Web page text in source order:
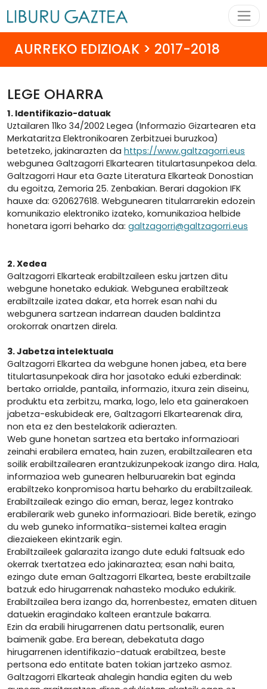
AURREKO EDIZIOAK > 2017-2018
LEGE OHARRA
1. Identifikazio-datuak
Uztailaren 11ko 34/2002 Legea (Informazio Gizartearen eta
Merkataritza Elektronikoaren Zerbitzuei buruzkoa)
betetzeko, jakinarazten da https://www.galtzagorri.eus
webgunea Galtzagorri Elkartearen titulartasunpekoa dela.
Galtzagorri Haur eta Gazte Literatura Elkarteak Donostian
du egoitza, Zemoria 25. Zenbakian. Berari dagokion IFK
hauxe da: G20627618. Webgunearen titularrarekin edozein
komunikazio elektroniko izateko, komunikazioa helbide
honetara igorri beharko da: galtzagorri@galtzagorri.eus
2. Xedea
Galtzagorri Elkarteak erabiltzaileen esku jartzen ditu
webgune honetako edukiak. Webgunea erabiltzeak
erabiltzaile izatea dakar, eta horrek esan nahi du
webgunera sartzean indarrean dauden baldintza
orokorrak onartzen direla.
3. Jabetza intelektuala
Galtzagorri Elkartea da webgune honen jabea, eta bere
titulartasunpekoak dira hor jasotako eduki ezberdinak:
bertako orrialde, pantaila, informazio, itxura zein diseinu,
produktu eta zerbitzu, marka, logo, lelo eta gainerakoen
jabetza-eskubideak ere, Galtzagorri Elkartearenak dira,
non eta ez den bestelakorik adierazten.
Web gune honetan sartzea eta bertako informazioari
zeinahi erabilera ematea, hain zuzen, erabiltzailearen eta
soilik erabiltzailearen erantzukizunpekoak izango dira. Hala,
informazioa web gunearen helburuarekin bat eginda
erabiltzeko konpromisoa hartu beharko du erabiltzaileak.
Erabiltzaileak ezingo dio eman, beraz, legez kontrako
erabilerarik web guneko informazioari. Bide beretik, ezingo
du web guneko informatika-sistemei kaltea eragin
diezaiekeen ekintzarik egin.
Erabiltzaileek galarazita izango dute eduki faltsuak edo
okerrak txertatzea edo jakinaraztea; esan nahi baita,
ezingo dute eman Galtzagorri Elkartea, beste erabiltzaile
batzuk edo hirugarrenak nahasteko moduko edukirik.
Erabiltzailea bera izango da, horrenbestez, ematen dituen
datuekin eragindako kalteen erantzule bakarra.
Ezin da erabili hirugarrenen datu pertsonalik, euren
baimenik gabe. Era berean, debekatuta dago
hirugarrenen identifikazio-datuak erabiltzea, beste
pertsona edo entitate baten tokian jartzeko asmoz.
Galtzagorri Elkarteak ahalegin handia egiten du web